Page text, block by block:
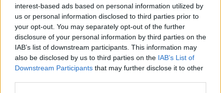
interest-based ads based on personal information utilized by
us or personal information disclosed to third parties prior to
your opt-out. You may separately opt-out of the further
disclosure of your personal information by third parties on the
IAB’s list of downstream participants. This information may
also be disclosed by us to third parties on the IAB’s List of
Downstream Participants that may further disclose it to other
Vybrané články